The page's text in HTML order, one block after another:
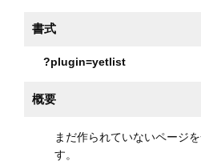
書式
?plugin=yetlist
概要
まだ作られていないページ
す。